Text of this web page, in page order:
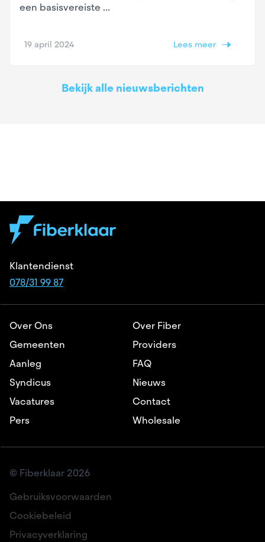
een basisvereiste ...
19 april 2024 Lees meer
Bekijk alle nieuwsberichten
Klantendienst
078/31 99 87
Over Ons
Over Fiber
Gemeenten
Providers
Aanleg
FAQ
Syndicus
Nieuws
Vacatures
Contact
Pers
Wholesale
© Fiberklaar 2026
Gebruiksvoorwaarden
Cookiebeleid
Privacyverklaring